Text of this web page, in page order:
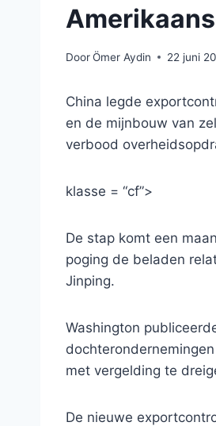
DoorÖmer Aydin 22 juni
China legde
en de mijnbouw van
verbood
klasse = “cf”>
De stap komt een
poging de beladen
Jinping.
Washington
met vergelding te
De nieuwe